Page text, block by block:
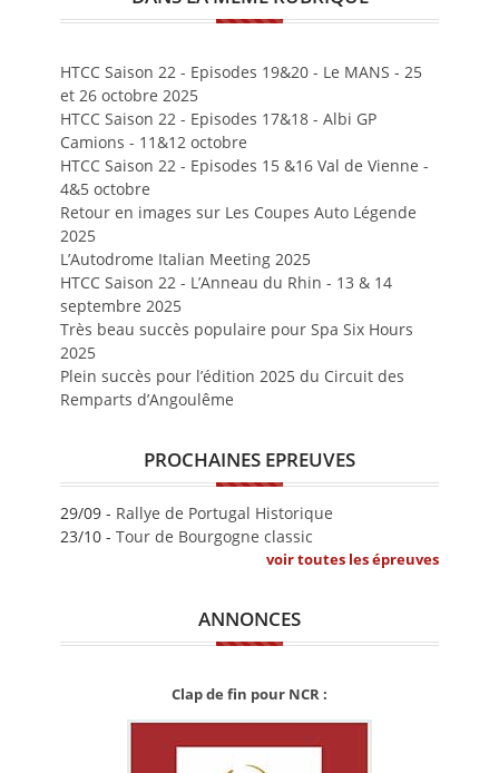
HTCC Saison 22 - Episodes 19&20 - Le MANS - 25
et 26 octobre 2025
HTCC Saison 22 - Episodes 17&18 - Albi GP
Camions - 11&12 octobre
HTCC Saison 22 - Episodes 15 &16 Val de Vienne -
4&5 octobre
Retour en images sur Les Coupes Auto Légende
2025
L’Autodrome Italian Meeting 2025
HTCC Saison 22 - L’Anneau du Rhin - 13 & 14
septembre 2025
Très beau succès populaire pour Spa Six Hours
2025
Plein succès pour l’édition 2025 du Circuit des
Remparts d’Angoulême
PROCHAINES EPREUVES
29/09 - Rallye de Portugal Historique
23/10 - Tour de Bourgogne classic
voir toutes les épreuves
ANNONCES
Clap de fin pour NCR :